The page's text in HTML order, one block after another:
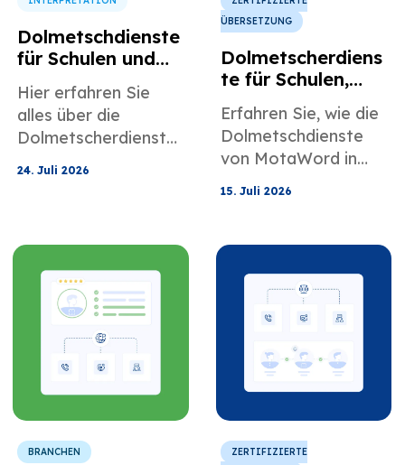
Dolmetschdienste
für Schulen und
Elternkommunika
tion
Hier erfahren Sie
alles über die
Dolmetscherdienste
von MotaWord für
24. Juli 2026
ÜBERSETZUNG
Dolmetscherdiens
te für Schulen,
Hochschulen und
Universitäten
Erfahren Sie, wie die
Dolmetschdienste
von MotaWord in
Schulen,
können.
15. Juli 2026
BRANCHEN
ZERTIFIZIERTE